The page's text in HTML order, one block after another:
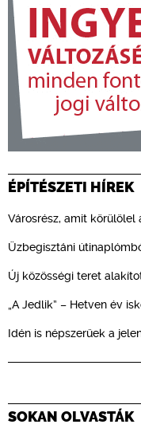
ÉPÍTÉSZETI HÍREK
Városrész, amit körülölel
Üzbegisztáni
Új közösségi teret
„A Jedlik” – Hetven év
Idén is népszerűek a
SOKAN OLVASTÁK